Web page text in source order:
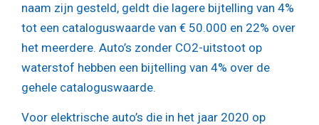
naam zijn gesteld, geldt die lagere bijtelling van 4%
tot een cataloguswaarde van € 50.000 en 22% over
het meerdere. Auto’s zonder CO2-uitstoot op
waterstof hebben een bijtelling van 4% over de
gehele cataloguswaarde.
Voor elektrische auto’s die in het jaar 2020 op